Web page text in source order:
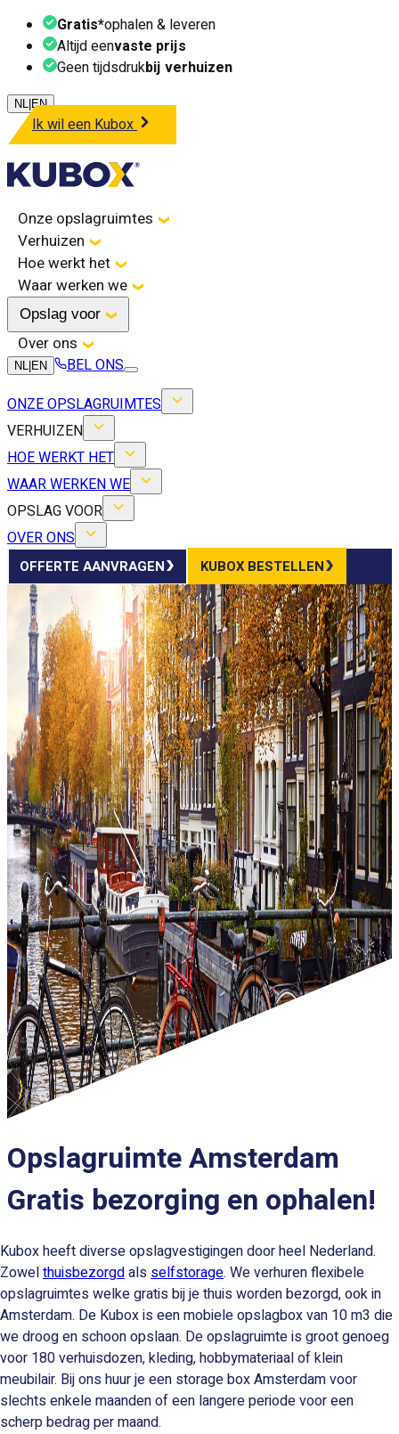
Gratis*ophalen & leveren
Altijd eenvaste prijs
Geen tijdsdrukbij verhuizen
NL EN
Ik wil een Kubox
Onze opslagruimtes
Verhuizen
Hoe werkt het
Waar werken we
Opslag voor
Over ons
NL EN
BEL ONS
ONZE OPSLAGRUIMTES
VERHUIZEN
HOE WERKT HET
WAAR WERKEN WE
OPSLAG VOOR
OVER ONS
OFFERTE AANVRAGEN KUBOX BESTELLEN
Opslagruimte Amsterdam
Gratis bezorging en ophalen!
Kubox heeft diverse opslagvestigingen door heel Nederland.
Zowelthuisbezorgdals selfstorage. We verhuren flexibele
opslagruimtes welke gratis bij je thuis worden bezorgd, ook in
Amsterdam. De Kubox is een mobiele opslagbox van 10 m3 die
we droog en schoon opslaan. De opslagruimte is groot genoeg
voor 180 verhuisdozen, kleding, hobbymateriaal of klein
meubilair. Bij ons huur je een storage box Amsterdam voor
slechts enkele maanden of een langere periode voor een
scherp bedrag per maand.